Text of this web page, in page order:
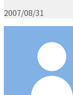
2007/08/31